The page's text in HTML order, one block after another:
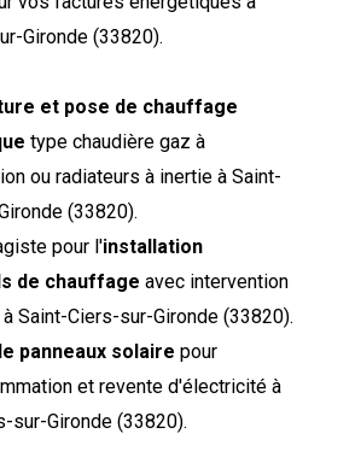
Gironde (33820).
et pose de chauffage
type chaudière gaz à
ou radiateurs à inertie à Saint-
(33820).
pour l'installation
de chauffage avec intervention
Saint-Ciers-sur-Gironde (33820).
panneaux solaire pour
et revente d'électricité à
sur-Gironde (33820).